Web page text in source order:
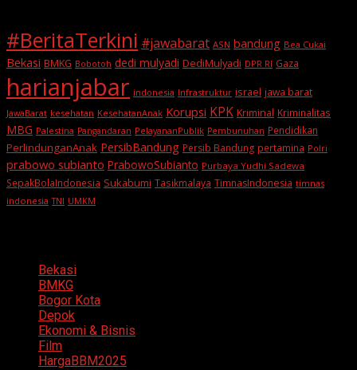
#BeritaTerkini #jawabarat ASN bandung Bea Cukai
Bekasi BMKG Bobotoh dedi mulyadi DediMulyadi DPR RI Gaza
harianjabar indonesia Infrastruktur israel jawa barat
JawaBarat kesehatan KesehatanAnak Korupsi KPK Kriminal Kriminalitas
MBG Palestina Pangandaran PelayananPublik Pembunuhan Pendidikan
PerlindunganAnak PersibBandung Persib Bandung pertamina Polri
prabowo subianto PrabowoSubianto Purbaya Yudhi Sadewa
SepakBolaIndonesia Sukabumi Tasikmalaya TimnasIndonesia timnas
indonesia TNI UMKM
Bekasi
BMKG
Bogor Kota
Depok
Ekonomi & Bisnis
Film
HargaBBM2025